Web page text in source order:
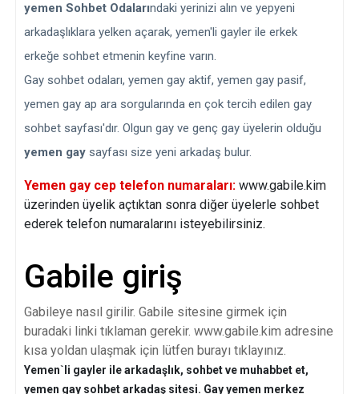
yemen Sohbet Odalarındaki yerinizi alın ve yepyeni
arkadaşlıklara yelken açarak, yemen'li gayler ile erkek
erkeğe sohbet etmenin keyfine varın.
Gay sohbet odaları, yemen gay aktif, yemen gay pasif,
yemen gay ap ara sorgularında en çok tercih edilen gay
sohbet sayfası'dır. Olgun gay ve genç gay üyelerin olduğu
yemen gay sayfası size yeni arkadaş bulur.
Yemen gay cep telefon numaraları: www.gabile.kim
üzerinden üyelik açtıktan sonra diğer üyelerle sohbet
ederek telefon numaralarını isteyebilirsiniz.
Gabile giriş
Gabileye nasıl girilir. Gabile sitesine girmek için
buradaki linki tıklaman gerekir. www.gabile.kim adresine
kısa yoldan ulaşmak için lütfen burayı tıklayınız.
Yemen`li gayler ile arkadaşlık, sohbet ve muhabbet et,
yemen gay sohbet arkadaş sitesi. Gay yemen merkez